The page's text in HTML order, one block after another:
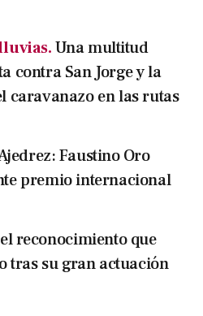
Una multitud
contra San Jorge y la
caravanazo en las rutas
Faustino Oro
premio internacional
reconocimiento que
tras su gran actuación